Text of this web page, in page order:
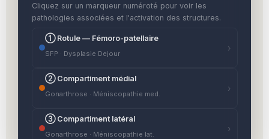
Cliquez sur un marqueur numéroté pour voir les
pathologies associées et l'activation des structures.
① Rotule — Fémoro-patellaire
SFP · Dysplasie Dejour
›
② Compartiment médial
Gonarthrose · Méniscopathie med.
›
③ Compartiment latéral
Gonarthrose · Méniscopathie lat.
›